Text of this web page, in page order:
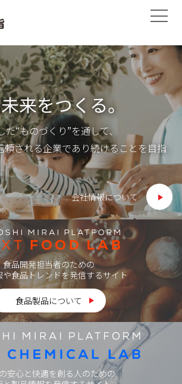
来をつくる。
“ものづくり”を通して、
頼される企業であり続けることを目指
会社情報について
食品開発担当者のための
や食品トレンドを発信するサイト
食品製品について
安心と快適を創る人のための